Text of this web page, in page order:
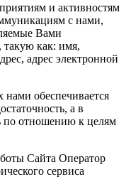
и активностям
с нами,
Вами
такую как: имя,
адрес электронной
обеспечивается
а в
по отношению к целям
Сайта Оператор
сервиса